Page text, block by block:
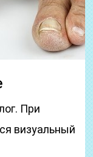
При
визуальный